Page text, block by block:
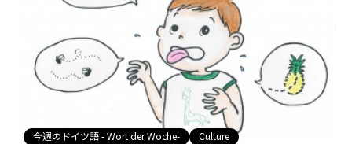
著者一覧
ライター募集
今週のドイツ語 - Wort der Woche- Culture